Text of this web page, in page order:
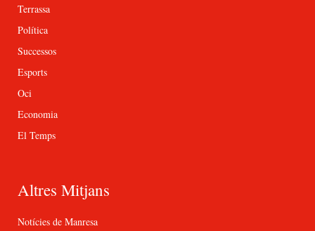
Terrassa
Política
Successos
Esports
Oci
Economia
El Temps
Altres Mitjans
Notícies de Manresa